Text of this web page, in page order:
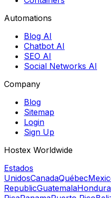
Automations
Blog AI
Chatbot AI
SEO AI
Social Networks AI
Company
Blog
Sitemap
Login
Sign Up
Hostex Worldwide
Estados
UnidosCanadaQuébec
RepublicGuatemala